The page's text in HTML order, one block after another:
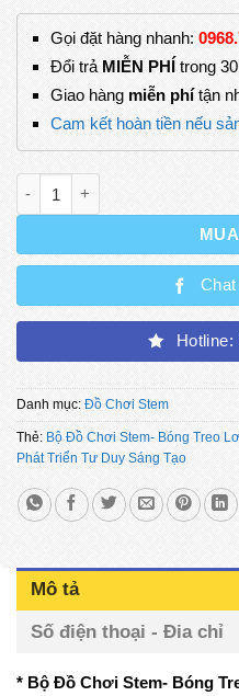
Gọi đặt hàng nhanh:
Đổi trảMIỄN PHÍtrong
Giao hàng miễn phítận
Cam kết hoàn tiền nếu
Hotline:
Danh mục: Đồ Chơi Stem
Thẻ: Bộ Đồ Chơi Stem- Bóng Treo
Phát Triển Tư Duy Sáng Tạo
Mô tả
Số điện thoại - Đia chỉ
* Bộ Đồ Chơi Stem- Bóng